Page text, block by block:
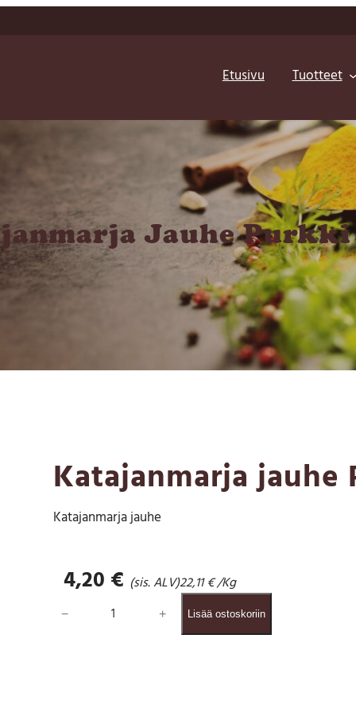
Etusivu Tuotteet
Jauhe Purkki
Katajanmarja jauhe
Katajanmarja jauhe
4,20 € (sis. ALV)22,11€/Kg
− + Lisää ostoskoriin